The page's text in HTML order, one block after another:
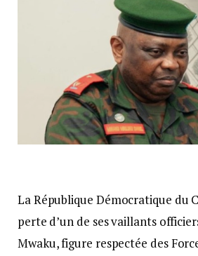
La République Démocratique du
perte d’un de ses vaillants
Mwaku, figure respectée des